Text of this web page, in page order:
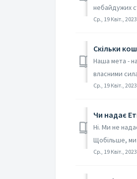
небайдужих
Ср., 19 Квіт.,
Скільки
Наша мета -
власними
Ср., 19 Квіт.,
Чи надає
Ні. Ми не
Щобільше, ми
Ср., 19 Квіт.,